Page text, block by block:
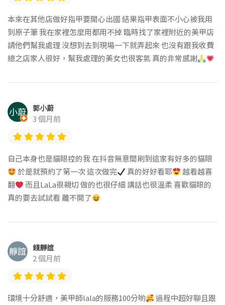
本來在其他店做好指甲要開心出國 結果指甲表面不小心被我用
到原子筆 我在家裡怎麼用都用不掉 臨時找了家裡附近的美甲店
請他們幫我處理 沒想到去到現場一下就弄起來 也沒有跟我收費
總之店家人很好，幫我處理的美女也很客氣 真的非常感謝
郭小蔚
3 個月前
自己本身也是貓眼控的我 在抖音無意間刷到這家有好多的貓眼
於是就預約了第一次 這次做完
真的好好看耶
越看越喜
翻
而且LaLa很親切 做的也很仔細 講話也很溫柔 喜歡貓眼的
真的要去試試看 離不開了
錢靜誼
2 個月前
環境十分舒適，美甲師lala的服務100分喲
過程中超好聊且跟